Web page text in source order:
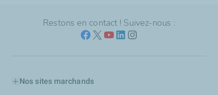
Restons en contact ! Suivez-nous :
Nos sites marchands